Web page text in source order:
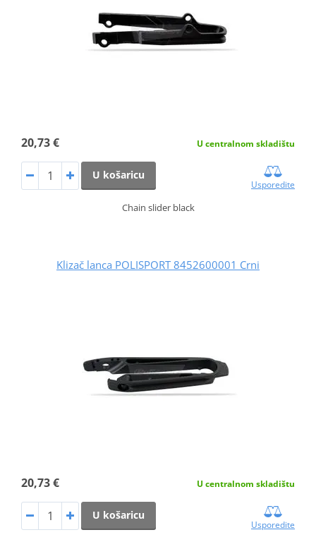
20,73 € U centralnom skladištu
U košaricu
Usporedite
Chain slider black
Klizač lanca POLISPORT 8452600001 Crni
20,73 € U centralnom skladištu
U košaricu
Usporedite